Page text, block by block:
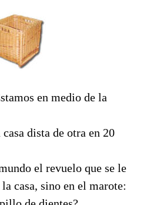
en medio de la
dista de otra en 20
el revuelo que se le
casa, sino en el marote: